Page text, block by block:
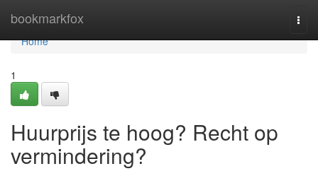
bookmarkfox
Home
Home
1
Huurprijs te hoog? Recht op
vermindering?